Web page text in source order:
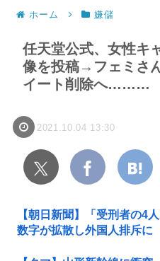
ホーム 嫌儲
任天堂公式、女性キ
像を投稿→フェミさ
イート削除へ………
2021.10.04 13:30
【朝日新聞】「受刑者の4
数字が拡散し外国人排斥